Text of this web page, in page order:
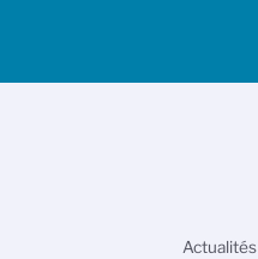
Actualités